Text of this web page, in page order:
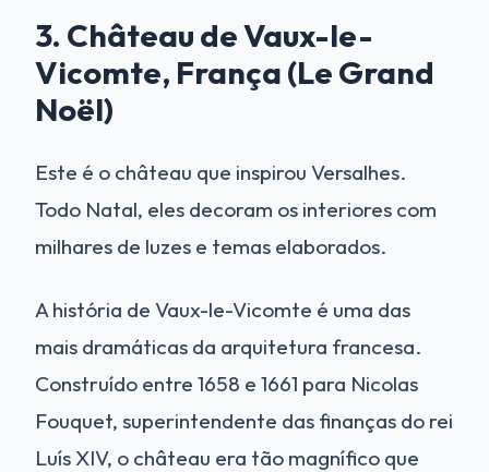
3. Château de Vaux-le-
Vicomte, França (Le Grand
Noël)
Este é o château que inspirou Versalhes.
Todo Natal, eles decoram os interiores com
milhares de luzes e temas elaborados.
A história de Vaux-le-Vicomte é uma das
mais dramáticas da arquitetura francesa.
Construído entre 1658 e 1661 para Nicolas
Fouquet, superintendente das finanças do rei
Luís XIV, o château era tão magnífico que